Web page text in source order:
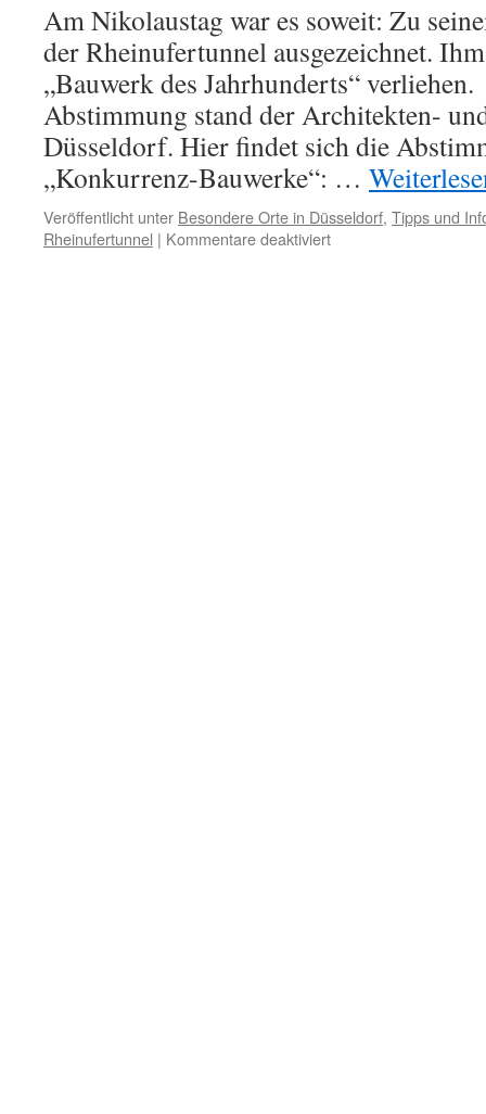
Am Nikolaustag war es soweit: Zu
der Rheinufertunnel ausgezeichnet.
„Bauwerk des Jahrhunderts“
Abstimmung stand der Architekten-
Düsseldorf. Hier findet sich die
„Konkurrenz-Bauwerke“: …
Veröffentlicht unter Besondere Orte in Düsseldorf, Tipps und
Rheinufertunnel | Kommentare deaktiviertfür